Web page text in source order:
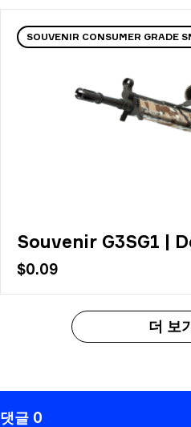
SOUVENIR CONSUMER GRADE
Souvenir G3SG1 |
$0.09
더 보
댓글 0